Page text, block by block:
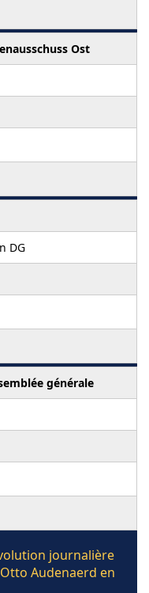
Ost
DG
générale
journalière
Audenaerd en